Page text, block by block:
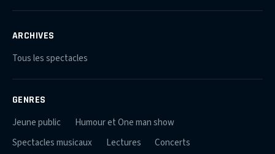
ARCHIVES
Tous les spectacles
GENRES
Jeune public
Humour et One man show
Spectacles musicaux
Lectures
Concerts